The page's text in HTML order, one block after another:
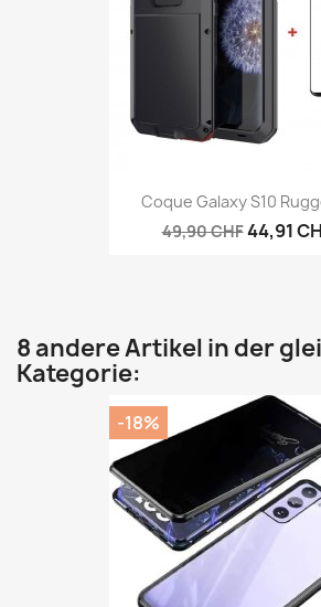
Coque Galaxy S10
49,90 CHF44,91
8 andere Artikel in der
Kategorie:
-18%